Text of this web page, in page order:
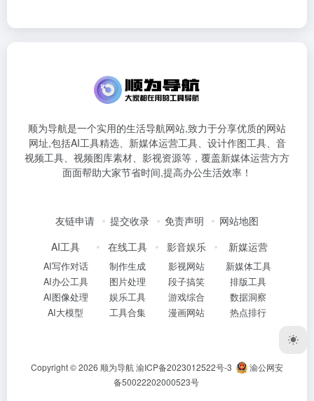
顺为导航是一个实用的生活导航网站,致力于分享优质的网站
网址,包括AI工具精选、新媒体运营工具、设计作图工具、音
视频工具、视频图库素材、影视资源等，覆盖新媒体运营方方
面面帮助大家节省时间,提高办公生活效率！
友链申请 提交收录 免责声明
网站地图
AI工具
AI写作对话
AI办公工具
AI图像处理
AI大模型
在线工具
制作生成
图片处理
娱乐工具
工具合集
影音娱乐
影视网站
段子搞笑
游戏综合
漫画网站
新媒运营
新媒体工具
排版工具
数据洞察
热点排行
Copyright © 2026 顺为导航渝ICP备2023012522号-3
渝公网安
备50022202000523号